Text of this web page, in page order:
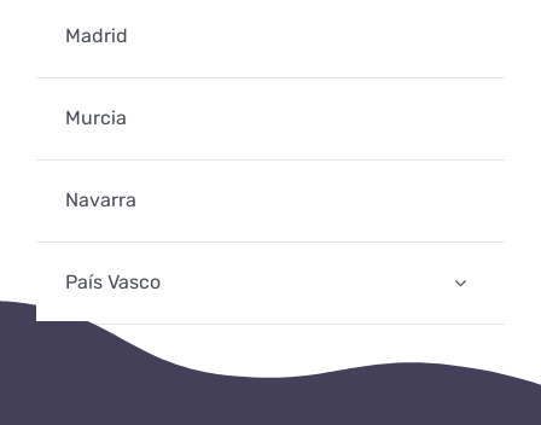
Madrid
Murcia
Navarra
País Vasco